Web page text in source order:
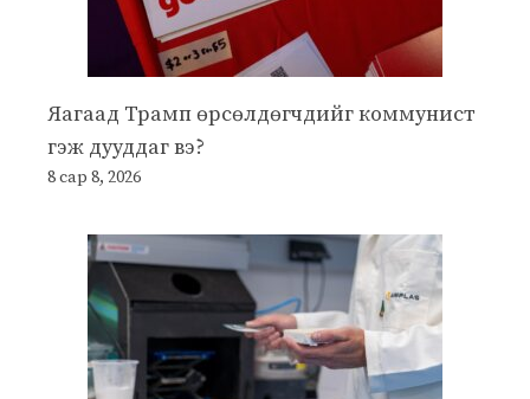
Яагаад Трамп өрсөлдөгчдийг коммунист
гэж дууддаг вэ?
8 сар 8, 2026